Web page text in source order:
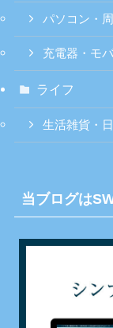
パソコン・
充電器・モ
ライフ
生活雑貨・
当ブログは